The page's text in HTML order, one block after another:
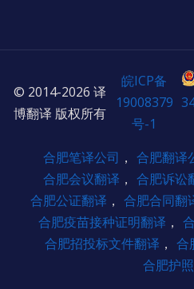
© 2014-2026 译
博翻译 版权所有
皖ICP备
19008379
号-1
合肥笔译公司 ， 合肥翻译
合肥会议翻译 ， 合肥诉讼
合肥公证翻译 ， 合肥合同翻
合肥疫苗接种证明翻译 ，
合肥招投标文件翻译 ， 合
合肥护